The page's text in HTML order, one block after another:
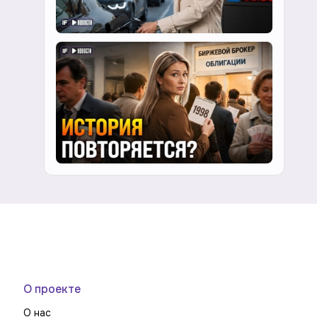
О проекте
О нас